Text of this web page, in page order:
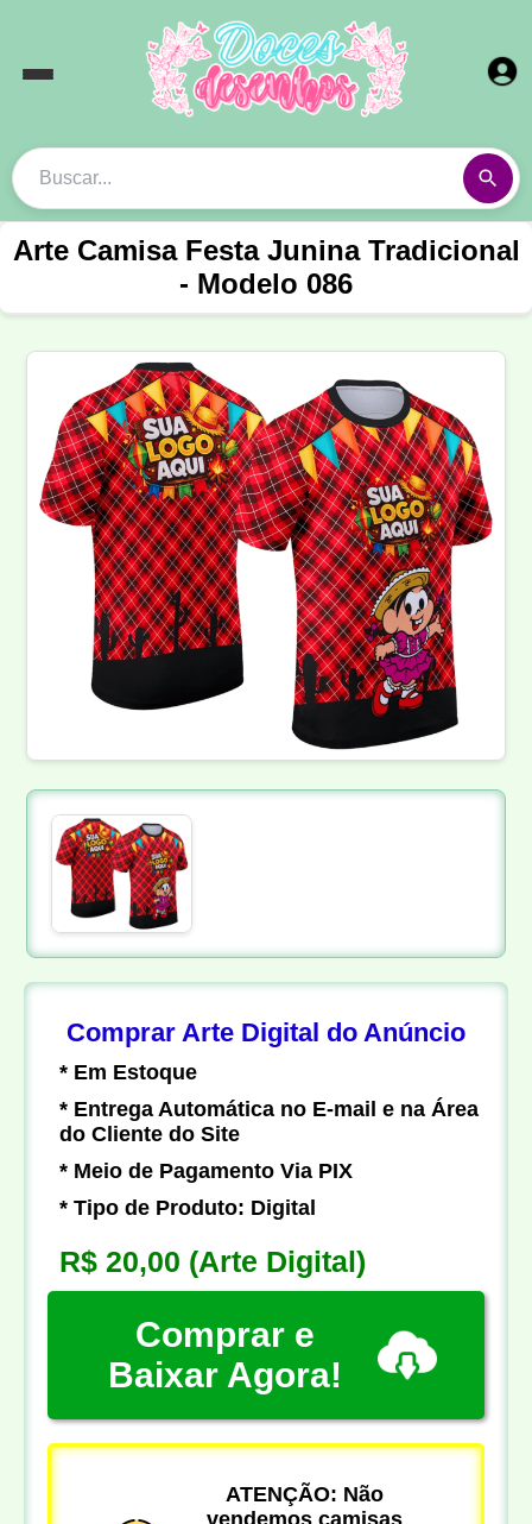
Arte Camisa Festa Junina Tradicional
- Modelo 086
Comprar Arte Digital do Anúncio
* Em Estoque
* Entrega Automática no E-mail e na Área
do Cliente do Site
* Meio de Pagamento Via PIX
* Tipo de Produto: Digital
R$ 20,00 (Arte Digital)
Comprar e
Baixar Agora!
ATENÇÃO: Não
vendemos camisas